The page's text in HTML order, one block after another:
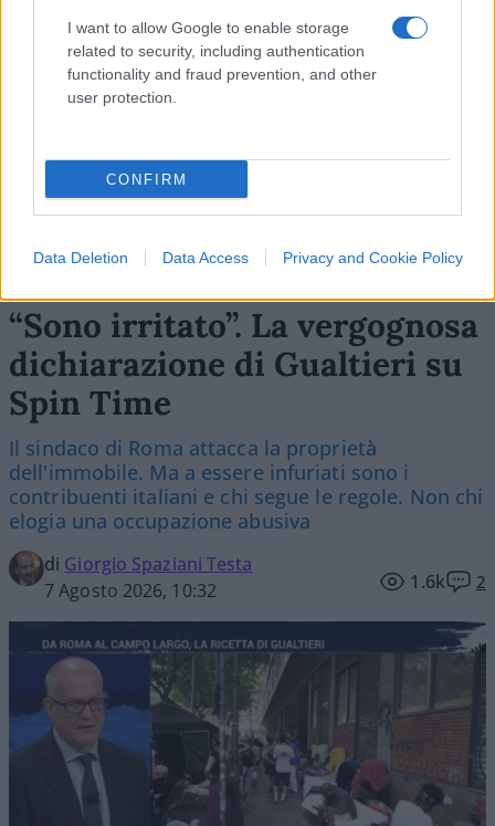
I want to allow Google to enable storage
related to security, including authentication
functionality and fraud prevention, and other
user protection.
CONFIRM
Data Deletion Data Access Privacy and Cookie Policy
Vignetta del 07/08/2026
Vai all'archivio delle vignette
“Sono irritato”. La vergognosa
dichiarazione di Gualtieri su
Spin Time
Il sindaco di Roma attacca la proprietà
dell'immobile. Ma a essere infuriati sono i
contribuenti italiani e chi segue le regole. Non chi
elogia una occupazione abusiva
di Giorgio Spaziani Testa
7 Agosto 2026, 10:32
1.6k 2